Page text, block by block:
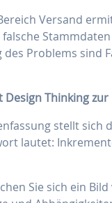
Versand
Problems sind
Thinking zur
stellt sich
lautet:
Sie sich ein